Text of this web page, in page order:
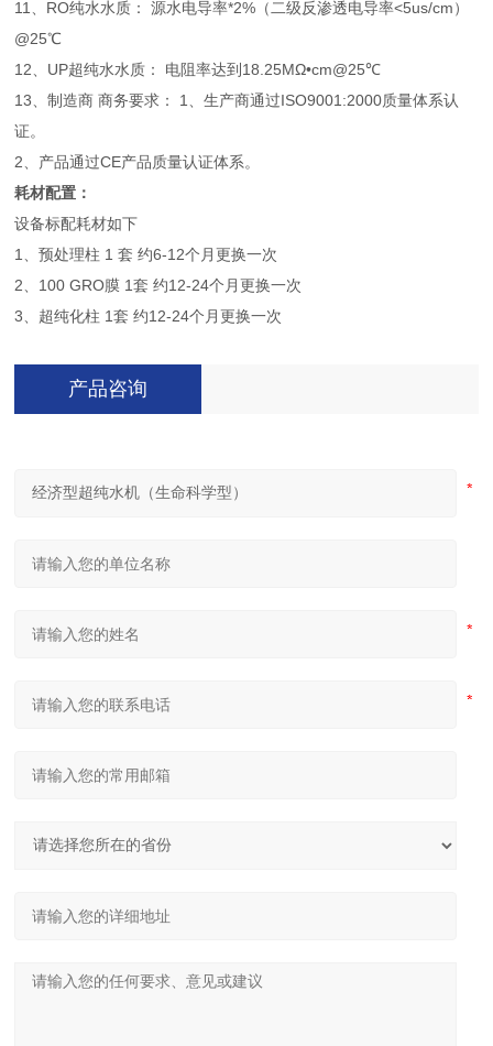
11、RO纯水水质： 源水电导率*2%（二级反渗透电导率<5us/cm）
@25℃
12、UP超纯水水质： 电阻率达到18.25MΩ•cm@25℃
13、制造商 商务要求： 1、生产商通过ISO9001:2000质量体系认
证。
2、产品通过CE产品质量认证体系。
耗材配置：
设备标配耗材如下
1、预处理柱 1 套 约6-12个月更换一次
2、100 GRO膜 1套 约12-24个月更换一次
3、超纯化柱 1套 约12-24个月更换一次
产品咨询